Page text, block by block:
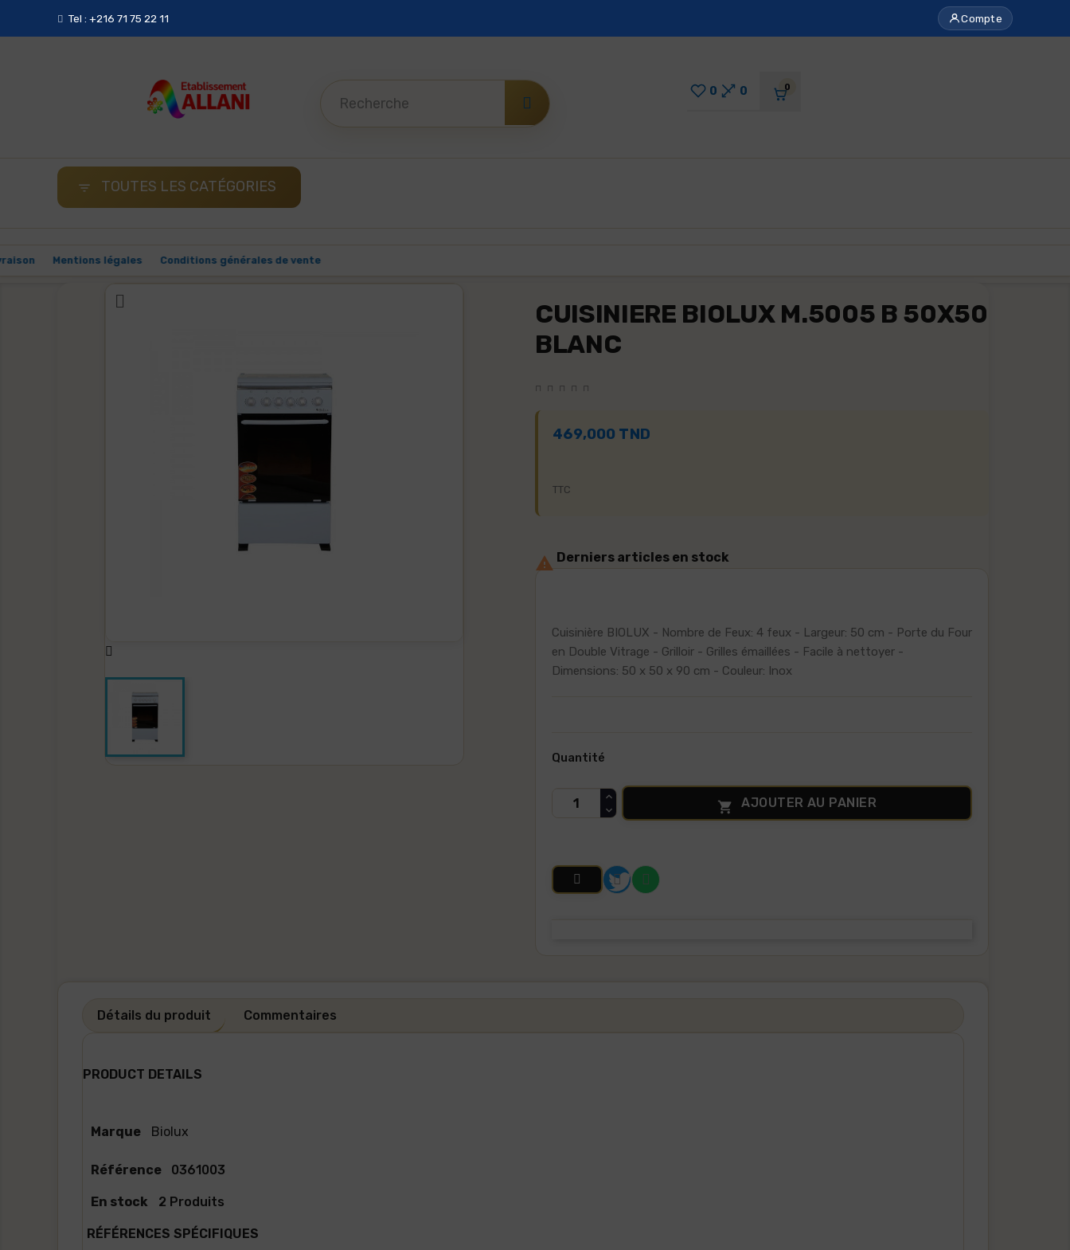
Tel : +216 71 75 22 11 Compte
0 0 0
 TOUTES LES CATÉGORIES
Livraison Mentions légales Conditions générales de vente
CUISINIERE BIOLUX M.5005 B 50X50
BLANC
469,000 TND
TTC
 Derniers articles en stock
Cuisinière BIOLUX - Nombre de Feux: 4 feux - Largeur: 50 cm - Porte du Four
en Double Vitrage - Grilloir - Grilles émaillées - Facile à nettoyer -
Dimensions: 50 x 50 x 90 cm - Couleur: Inox
Quantité
 AJOUTER AU PANIER
Détails du produit Commentaires
PRODUCT DETAILS
Marque Biolux
Référence 0361003
En stock 2 Produits
RÉFÉRENCES SPÉCIFIQUES